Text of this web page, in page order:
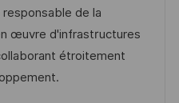
’
a
f
f
g
o
r
i
de la
œuvre d'infrastructures
étroitement